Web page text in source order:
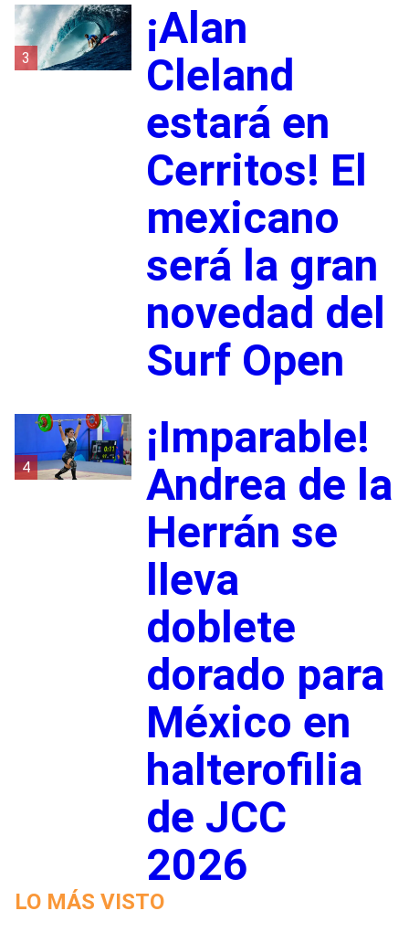
3
¡Alan
Cleland
estará en
Cerritos! El
mexicano
será la gran
novedad del
Surf Open
4
¡Imparable!
Andrea de la
Herrán se
lleva
doblete
dorado para
México en
halterofilia
de JCC
2026
LO MÁS VISTO